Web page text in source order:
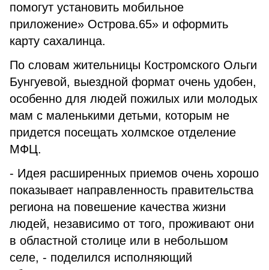
помогут установить мобильное
приложение» Острова.65» и оформить
карту сахалинца.
По словам жительницы Костромского Ольги
Бунгуевой, выездной формат очень удобен,
особенно для людей пожилых или молодых
мам с маленькими детьми, которым не
придется посещать холмское отделение
МФЦ.
- Идея расширенных приемов очень хорошо
показывает направленность правительства
региона на повешение качества жизни
людей, независимо от того, проживают они
в областной столице или в небольшом
селе, - поделился исполняющий